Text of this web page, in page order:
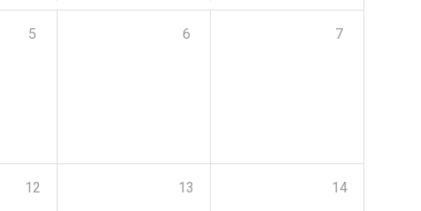
5 6 7
12 13 14